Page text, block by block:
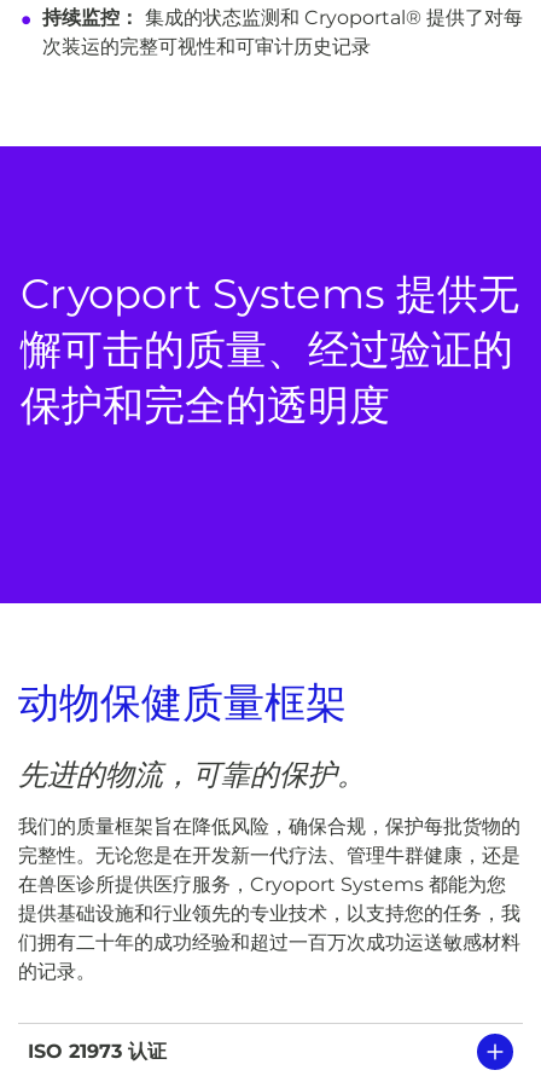
持续监控： 集成的状态监测和 Cryoportal® 提供了对每
次装运的完整可视性和可审计历史记录
Cryoport Systems 提供无
懈可击的质量、经过验证的
保护和完全的透明度
动物保健质量框架
先进的物流，可靠的保护。
我们的质量框架旨在降低风险，确保合规，保护每批货物的
完整性。无论您是在开发新一代疗法、管理牛群健康，还是
在兽医诊所提供医疗服务，Cryoport Systems 都能为您
提供基础设施和行业领先的专业技术，以支持您的任务，我
们拥有二十年的成功经验和超过一百万次成功运送敏感材料
的记录。
ISO 21973 认证